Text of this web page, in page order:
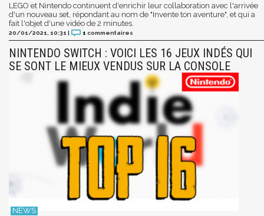
LEGO et Nintendo continuent d'enrichir leur collaboration avec l'arrivée
d'un nouveau set, répondant au nom de "Invente ton aventure", et qui a
fait l'objet d'une vidéo de 2 minutes.
20/01/2021, 10:31 | 1 commentaires
NINTENDO SWITCH : VOICI LES 16 JEUX INDÉS QUI
SE SONT LE MIEUX VENDUS SUR LA CONSOLE